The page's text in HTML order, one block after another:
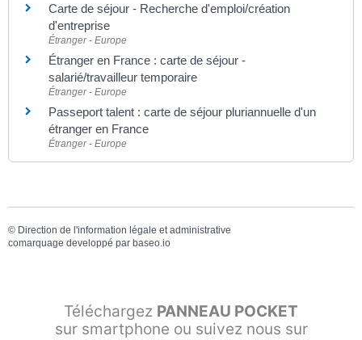
Carte de séjour - Recherche d'emploi/création
d'entreprise
Étranger - Europe
Étranger en France : carte de séjour -
salarié/travailleur temporaire
Étranger - Europe
Passeport talent : carte de séjour pluriannuelle d'un
étranger en France
Étranger - Europe
© Direction de l'information légale et administrative
comarquage developpé par baseo.io
Téléchargez PANNEAU POCKET
sur smartphone ou suivez nous sur